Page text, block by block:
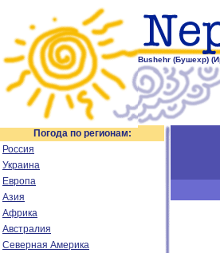
Bushehr (Бушехр)
Погода по регионам:
Россия
Украина
Европа
Азия
Африка
Австралия
Северная Америка